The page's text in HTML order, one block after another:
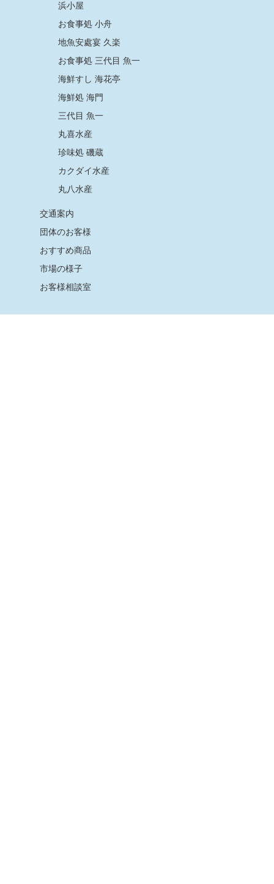
浜小屋
お食事処 小舟
地魚安處宴 久楽
お食事処 三代目 魚一
海鮮すし 海花亭
海鮮処 海門
三代目 魚一
丸喜水産
珍味処 磯蔵
カクダイ水産
丸八水産
交通案内
団体のお客様
おすすめ商品
市場の様子
お客様相談室